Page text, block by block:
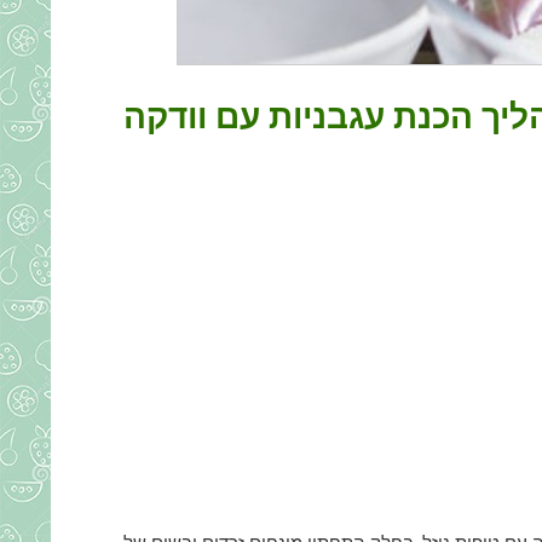
הכנת עגבניות עם וודקה